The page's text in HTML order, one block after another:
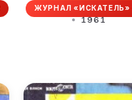
ЖУРНАЛ «ИСКАТЕЛЬ»
1961